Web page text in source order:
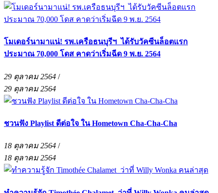
โมเดอร์นามาแน่! รพ.เครือธนบุรีฯ ได้รับวัคซีนล็อตแรก
ประมาณ 70,000 โดส คาดว่าเริ่มฉีด 9 พ.ย. 2564
29 ตุลาคม 2564 /
29 ตุลาคม 2564
ชวนฟัง Playlist ดีต่อใจ ใน Hometown Cha-Cha-Cha
18 ตุลาคม 2564 /
18 ตุลาคม 2564